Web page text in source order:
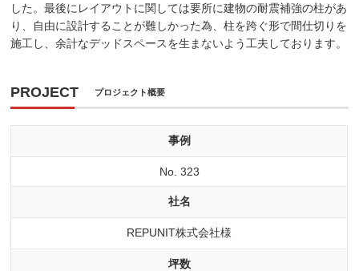
した。最後にレイアウトに関しては要所に建物の耐震補強の柱があ
り、自由に設計することが難しかった為、柱を跨ぐ形で間仕切りを
施工し、余計なデッドスペースを生まないよう工夫しております。
PROJECT プロジェクト概要
事例
No. 323
社名
REPUNIT株式会社様
坪数